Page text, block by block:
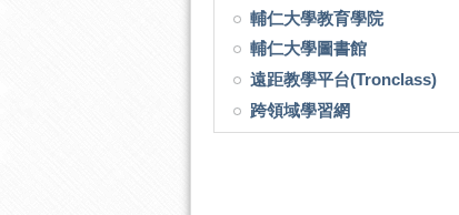
輔仁大學教育學院
輔仁大學圖書館
遠距教學平台(Tronclass)
跨領域學習網